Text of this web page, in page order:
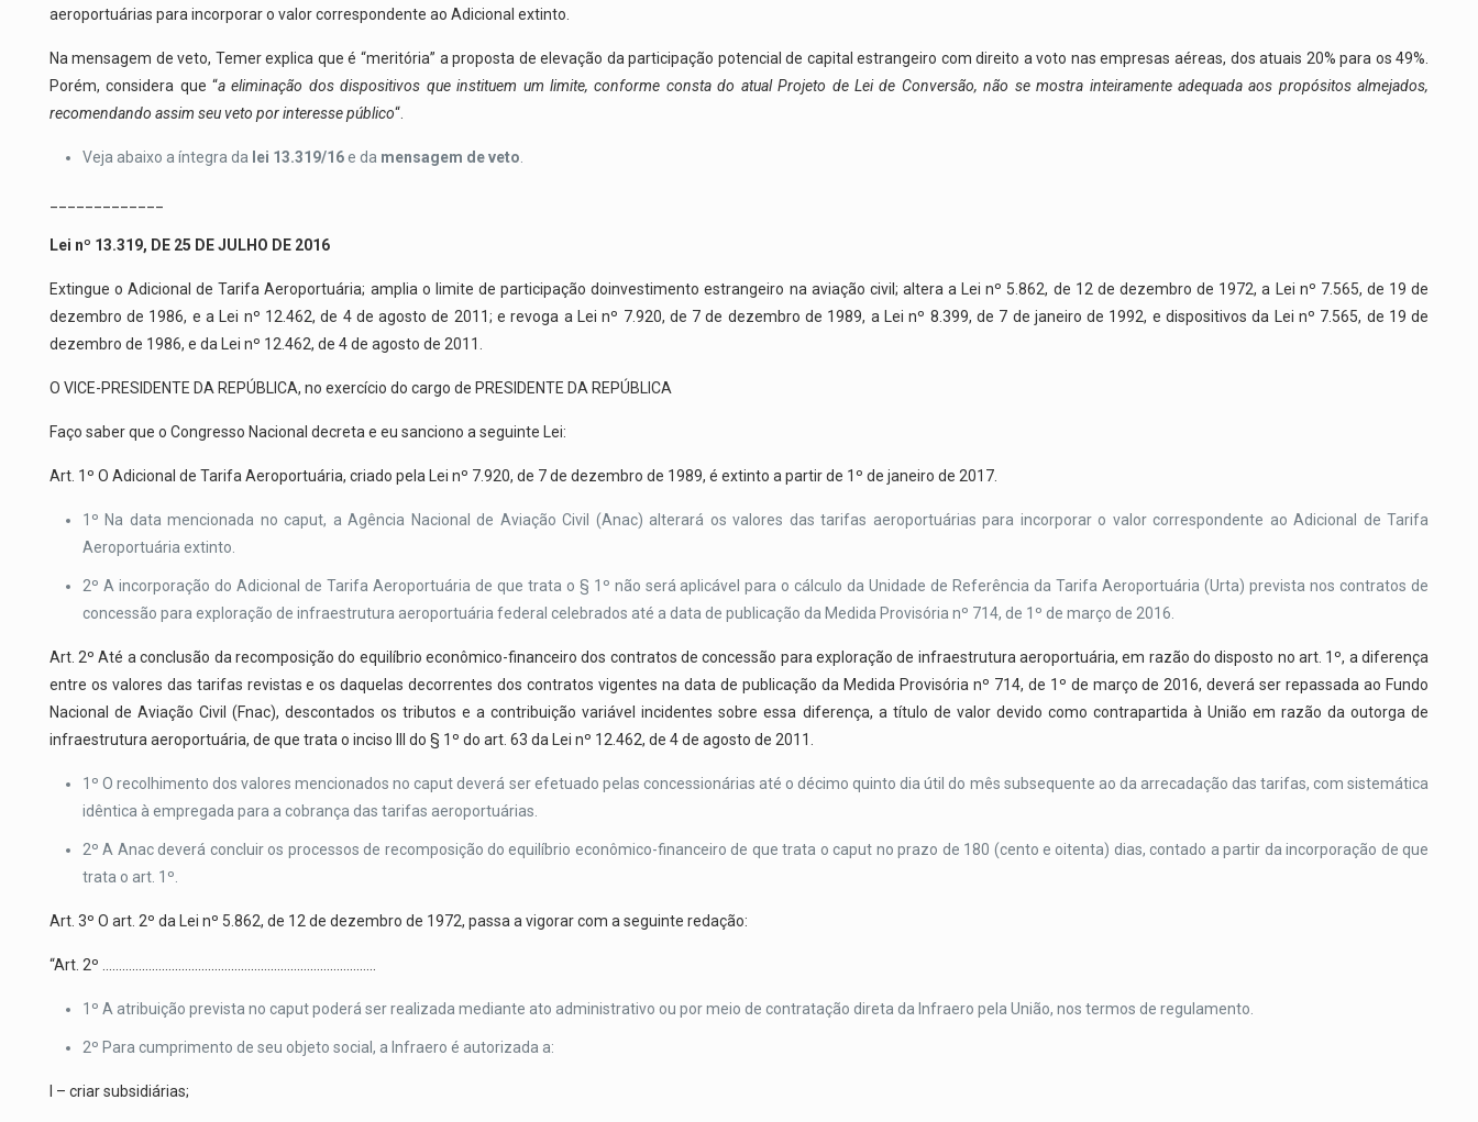
aeroportuárias para incorporar o valor correspondente ao Adicional extinto.
Na mensagem de veto, Temer explica que é “meritória” a proposta de elevação da participação potencial de capital estrangeiro com direito a voto nas empresas aéreas, dos atuais 20% para os 49%.
Porém, considera que “a eliminação dos dispositivos que instituem um limite, conforme consta do atual Projeto de Lei de Conversão, não se mostra inteiramente adequada aos propósitos almejados,
recomendando assim seu veto por interesse público“.
Veja abaixo a íntegra da lei 13.319/16e da mensagem de veto
Lei nº 13.319, DE 25 DE JULHO DE 2016
Extingue o Adicional de Tarifa Aeroportuária; amplia o limite de participação doinvestimento estrangeiro na aviação civil; altera a Lei nº 5.862, de 12 de dezembro de 1972, a Lei nº 7.565, de 19 de
dezembro de 1986, e a Lei nº 12.462, de 4 de agosto de 2011; e revoga a Lei nº 7.920, de 7 de dezembro de 1989, a Lei nº 8.399, de 7 de janeiro de 1992, e dispositivos da Lei nº 7.565, de 19 de
dezembro de 1986, e da Lei nº 12.462, de 4 de agosto de 2011.
O VICE-PRESIDENTE DA REPÚBLICA, no exercício do cargo de PRESIDENTE DA REPÚBLICA
Faço saber que o Congresso Nacional decreta e eu sanciono a seguinte Lei:
Art. 1º O Adicional de Tarifa Aeroportuária, criado pela Lei nº 7.920, de 7 de dezembro de 1989, é extinto a partir de 1º de janeiro de 2017.
1º Na data mencionada no caput, a Agência Nacional de Aviação Civil (Anac) alterará os valores das tarifas aeroportuárias para incorporar o valor correspondente ao Adicional de Tarifa
Aeroportuária extinto.
2º A incorporação do Adicional de Tarifa Aeroportuária de que trata o § 1º não será aplicável para o cálculo da Unidade de Referência da Tarifa Aeroportuária (Urta) prevista nos contratos de
concessão para exploração de infraestrutura aeroportuária federal celebrados até a data de publicação da Medida Provisória nº 714, de 1º de março de 2016.
Art. 2º Até a conclusão da recomposição do equilíbrio econômico-financeiro dos contratos de concessão para exploração de infraestrutura aeroportuária, em razão do disposto no art. 1º, a diferença
entre os valores das tarifas revistas e os daquelas decorrentes dos contratos vigentes na data de publicação da Medida Provisória nº 714, de 1º de março de 2016, deverá ser repassada ao Fundo
Nacional de Aviação Civil (Fnac), descontados os tributos e a contribuição variável incidentes sobre essa diferença, a título de valor devido como contrapartida à União em razão da outorga de
infraestrutura aeroportuária, de que trata o inciso III do § 1º do art. 63 da Lei nº 12.462, de 4 de agosto de 2011.
1º O recolhimento dos valores mencionados no caput deverá ser efetuado pelas concessionárias até o décimo quinto dia útil do mês subsequente ao da arrecadação das tarifas, com sistemática
idêntica à empregada para a cobrança das tarifas aeroportuárias.
2º A Anac deverá concluir os processos de recomposição do equilíbrio econômico-financeiro de que trata o caput no prazo de 180 (cento e oitenta) dias, contado a partir da incorporação de que
trata o art. 1º.
Art. 3º O art. 2º da Lei nº 5.862, de 12 de dezembro de 1972, passa a vigorar com a seguinte redação:
“Art. 2º ………………………………………………………………………..
1º A atribuição prevista no caput poderá ser realizada mediante ato administrativo ou por meio de contratação direta da Infraero pela União, nos termos de regulamento.
2º Para cumprimento de seu objeto social, a Infraero é autorizada a:
I – criar subsidiárias;